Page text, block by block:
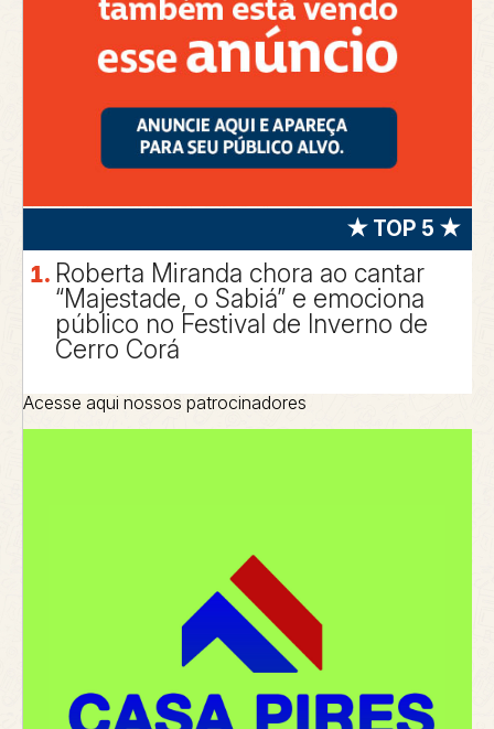
★ TOP 5 ★
Roberta Miranda chora ao cantar
“Majestade, o Sabiá” e emociona
público no Festival de Inverno de
Cerro Corá
Acesse aqui nossos patrocinadores